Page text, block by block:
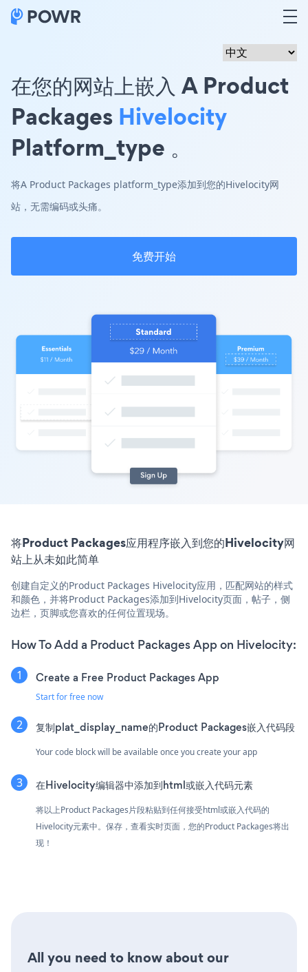
在您的网站上嵌入 A Product
Packages Hivelocity
Platform_type 。
将A Product Packages platform_type添加到您的Hivelocity网
站，无需编码或头痛。
免费开始
将Product Packages应用程序嵌入到您的Hivelocity网
站上从未如此简单
创建自定义的Product Packages Hivelocity应用，匹配网站的样式
和颜色，并将Product Packages添加到Hivelocity页面，帖子，侧
边栏，页脚或您喜欢的任何位置现场。
How To Add a Product Packages App on Hivelocity:
Create a Free Product Packages App
Start for free now
复制plat_display_name的Product Packages嵌入代码段
Your code block will be available once you create your app
在Hivelocity编辑器中添加到html或嵌入代码元素
将以上Product Packages片段粘贴到任何接受html或嵌入代码的
Hivelocity元素中。保存，查看实时页面，您的Product Packages将出
现！
All you need to know about our